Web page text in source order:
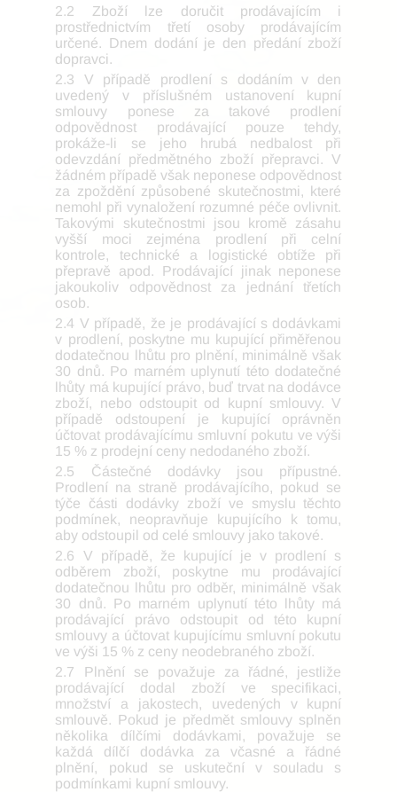
2.2 Zboží lze doručit prodávajícím i
prostřednictvím třetí osoby prodávajícím
určené. Dnem dodání je den předání zboží
dopravci.
2.3 V případě prodlení s dodáním v den
uvedený v příslušném ustanovení kupní
smlouvy ponese za takové prodlení
odpovědnost prodávající pouze tehdy,
prokáže-li se jeho hrubá nedbalost při
odevzdání předmětného zboží přepravci. V
žádném případě však neponese odpovědnost
za zpoždění způsobené skutečnostmi, které
nemohl při vynaložení rozumné péče ovlivnit.
Takovými skutečnostmi jsou kromě zásahu
vyšší moci zejména prodlení při celní
kontrole, technické a logistické obtíže při
přepravě apod. Prodávající jinak neponese
jakoukoliv odpovědnost za jednání třetích
osob.
2.4 V případě, že je prodávající s dodávkami
v prodlení, poskytne mu kupující přiměřenou
dodatečnou lhůtu pro plnění, minimálně však
30 dnů. Po marném uplynutí této dodatečné
lhůty má kupující právo, buď trvat na dodávce
zboží, nebo odstoupit od kupní smlouvy. V
případě odstoupení je kupující oprávněn
účtovat prodávajícímu smluvní pokutu ve výši
15 % z prodejní ceny nedodaného zboží.
2.5 Částečné dodávky jsou přípustné.
Prodlení na straně prodávajícího, pokud se
týče části dodávky zboží ve smyslu těchto
podmínek, neopravňuje kupujícího k tomu,
aby odstoupil od celé smlouvy jako takové.
2.6 V případě, že kupující je v prodlení s
odběrem zboží, poskytne mu prodávající
dodatečnou lhůtu pro odběr, minimálně však
30 dnů. Po marném uplynutí této lhůty má
prodávající právo odstoupit od této kupní
smlouvy a účtovat kupujícímu smluvní pokutu
ve výši 15 % z ceny neodebraného zboží.
2.7 Plnění se považuje za řádné, jestliže
prodávající dodal zboží ve specifikaci,
množství a jakostech, uvedených v kupní
smlouvě. Pokud je předmět smlouvy splněn
několika dílčími dodávkami, považuje se
každá dílčí dodávka za včasné a řádné
plnění, pokud se uskuteční v souladu s
podmínkami kupní smlouvy.